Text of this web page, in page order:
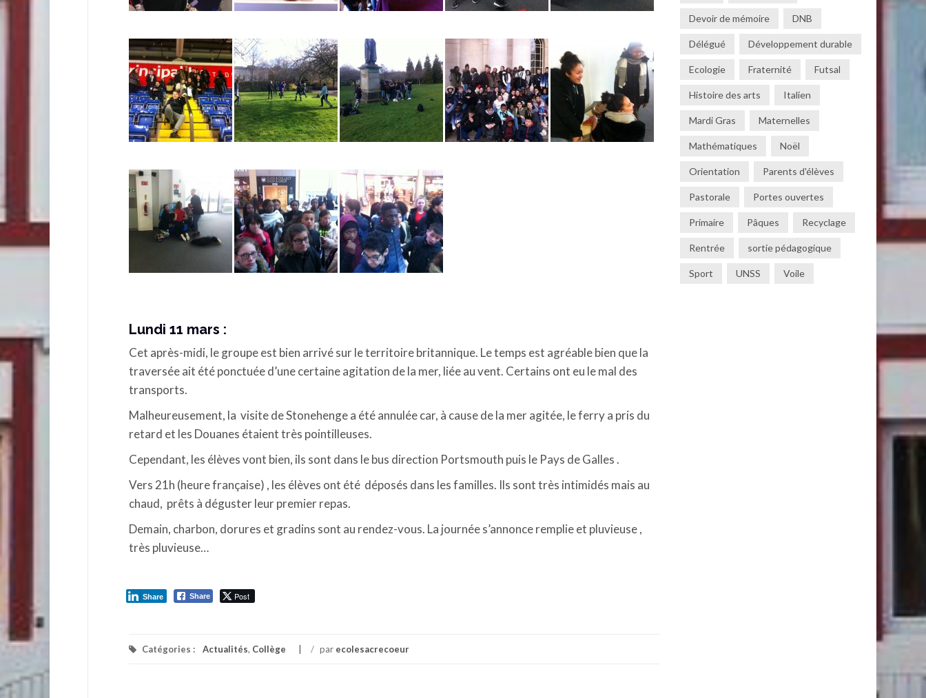
Lundi 11 mars :
Cet après-midi, le groupe est bien arrivé sur le territoire britannique. Le temps est agréable bien que la
traversée ait été ponctuée d’une certaine agitation de la mer, liée au vent. Certains ont eu le mal des
transports.
Malheureusement, la visite de Stonehenge a été annulée car, à cause de la mer agitée, le ferry a pris du
retard et les Douanes étaient très pointilleuses.
Cependant, les élèves vont bien, ils sont dans le bus direction Portsmouth puis le Pays de Galles .
Vers 21h (heure française) , les élèves ont été déposés dans les familles. Ils sont très intimidés mais au
chaud, prêts à déguster leur premier repas.
Demain, charbon, dorures et gradins sont au rendez-vous. La journée s’annonce remplie et pluvieuse ,
très pluvieuse…
Share Post
Share
Catégories : Actualités, Collège / par ecolesacrecoeur
Devoir de mémoire DNB
Délégué Développement durable
Ecologie Fraternité Futsal
Histoire des arts Italien
Mardi Gras Maternelles
Mathématiques Noël
Orientation Parents d'élèves
Pastorale Portes ouvertes
Primaire Pâques Recyclage
Rentrée sortie pédagogique
Sport UNSS Voile